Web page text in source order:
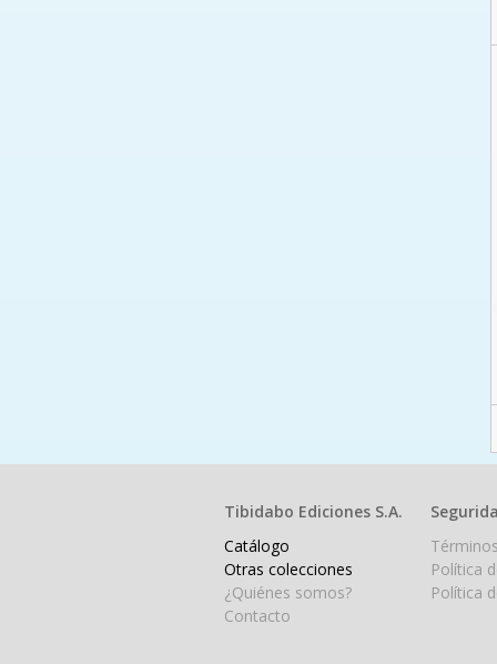
Tibidabo Ediciones S.A.
Catálogo
Otras colecciones
¿Quiénes somos?
Contacto
Política
Política